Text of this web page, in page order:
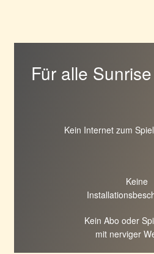
Für alle
Kein Internet zum
Keine
Kein Abo oder
mit nerviger